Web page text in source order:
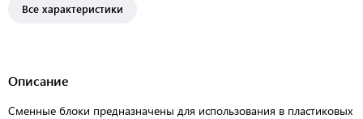
Все характеристики
Описание
Сменные блоки предназначены для использования в пластиковых